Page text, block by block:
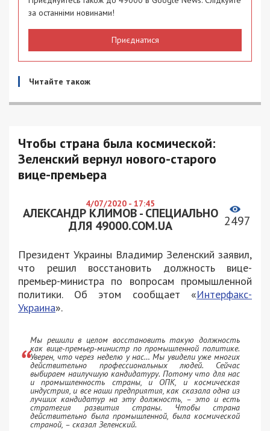
за останніми новинами!
Приєднатися
Читайте також
Чтобы страна была космической:
Зеленский вернул нового-старого
вице-премьера
4/07/2020 - 17:45
АЛЕКСАНДР КЛИМОВ - СПЕЦИАЛЬНО
ДЛЯ 49000.COM.UA
2497
Президент Украины Владимир Зеленский заявил,
что решил восстановить должность вице-
премьер-министра по вопросам промышленной
политики. Об этом сообщает «Интерфакс-
Украина».
Мы решили в целом восстановить такую должность
как вице-премьер-министр по промышленной политике.
Уверен, что через неделю у нас… Мы увидели уже многих
действительно профессиональных людей. Сейчас
выбираем наилучшую кандидатуру. Потому что для нас
и промышленность страны, и ОПК, и космическая
индустрия, и все наши предприятия, как сказала одна из
лучших кандидатур на эту должность, – это и есть
стратегия развития страны. Чтобы страна
действительно была промышленной, была космической
страной, – сказал Зеленский.